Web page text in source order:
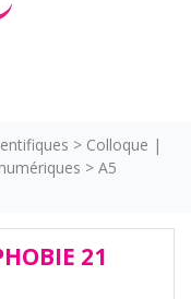
> Colloque |
> A5
21